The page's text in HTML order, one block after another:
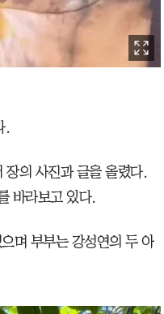
.
장의 사진과 글을 올렸다.
바라보고 있다.
며 부부는 강성연의 두 아